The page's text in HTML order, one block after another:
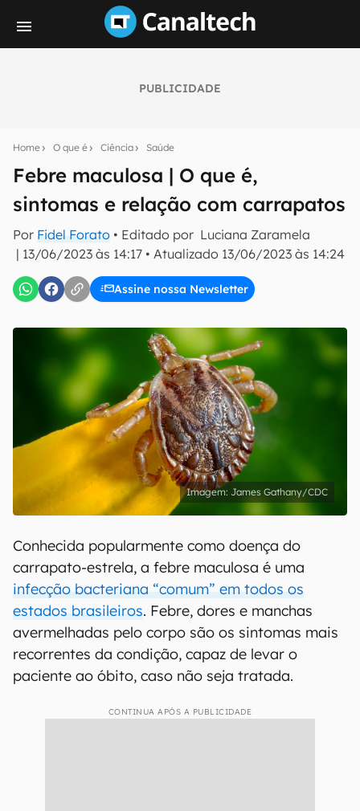
PUBLICIDADE
Home O que é Ciência Saúde
Febre maculosa | O que é,
sintomas e relação com carrapatos
Por Fidel Forato • Editado por Luciana Zaramela
| 13/06/2023 às 14:17 • Atualizado 13/06/2023 às 14:24
Assine nossa Newsletter
notícias e reviews sobre tecnologia em primeira
mão.
E-mail
Uso e Política de Privacidade do Canaltech.
James Gathany/CDC
Conhecida popularmente como doença do
carrapato-estrela, a febre maculosa é uma
infecção bacteriana “comum” em todos os
estados brasileiros. Febre, dores e manchas
avermelhadas pelo corpo são os sintomas mais
recorrentes da condição, capaz de levar o
paciente ao óbito, caso não seja tratada.
CONTINUA APÓS A PUBLICIDADE